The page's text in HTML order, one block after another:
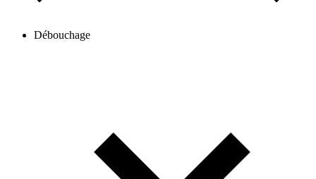
Débouchage